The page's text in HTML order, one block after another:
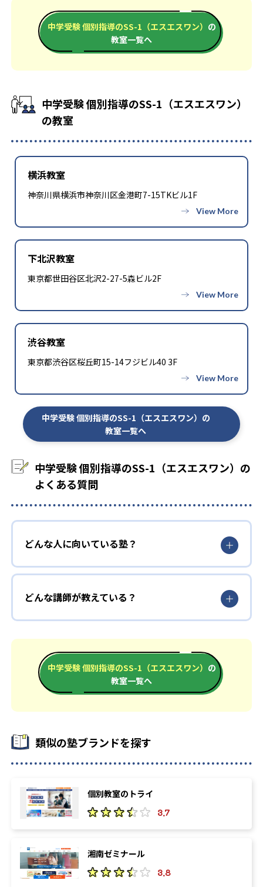
また、SS-1テラスという受験生と保護者をサポートするサービ
スもある。プロ講師の授業動画を見られたり、大手塾のテスト
対策も可能。リアルタイムの受講はもちろん、録画視聴もでき
ていて、保護者のサポートも充実している。
どんなデメリットがある？
デメリットとしては、塾プラス個別指導となるので料金面での
負担は大きくなる。実際の授業料について公式サイトに記載は
されていない。
ただ、どれくらいの授業料だったとしても今まで塾に払っていた
は避けられない。好きな塾をやめたくない場合などは、子ども
の精神的負担との兼ね合いのもとどちらを優先するか考えたい
ところ。
動画配信などが利用できるSS-1テラスのサービスは、無料、あ
るいは月額3,300円(税込)で利用可能なので、費用を抑えたい場
合はそちらも検討したい。
中学受験 個別指導のSS-1（エスエスワン）は、合格実績を公式
サイトで公開している。合格実績は以下の通りである。都道府
県別の合格実績も載っているので、詳しく知りたい人は公式サイ
トで確認してほしい。
灘中学校 1 東大寺学園中学校 4
甲陽学院中学校
洛南高等学校附属中学校 1 洛星中学校 3
大阪星光学院中学校
神戸女学院中学部 2 四天王寺中学校 5
同志社系（同志社中、香里、国際、女子含む）
栄東中学校(東大クラス選抜) 22
開成中学校 3
麻布中学校 5 武蔵中学校 4
桜蔭中学校
渋谷教育学園幕張中学校 6
渋谷教育学園渋谷中学校
慶應義塾普通部 2 聖光学院中学校 2
栄光学園中学校 4
※2023年合格速報
中学受験 個別指導のSS-1（エスエスワン） の
教室一覧へ
中学受験 個別指導のSS-1（エスエスワン）
の教室
横浜教室
神奈川県横浜市神奈川区金港町7-15TKビル1F
下北沢教室
東京都世田谷区北沢2-27-5森ビル2F
渋谷教室
東京都渋谷区桜丘町15-14フジビル40 3F
中学受験 個別指導のSS-1（エスエスワン）の
教室一覧へ
中学受験 個別指導のSS-1（エスエスワン）の
よくある質問
どんな人に向いている塾？
どんな講師が教えている？
中学受験 個別指導のSS-1（エスエスワン） の
教室一覧へ
類似の塾ブランドを探す
個別教室のトライ
3.7
湘南ゼミナール
3.8